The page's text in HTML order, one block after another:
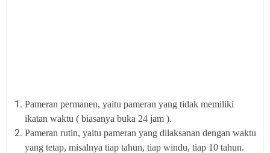
Pameran permanen, yaitu pameran yang tidak memiliki
ikatan waktu ( biasanya buka 24 jam ).
Pameran rutin, yaitu pameran yang dilaksanan dengan waktu
yang tetap, misalnya tiap tahun, tiap windu, tiap 10 tahun.